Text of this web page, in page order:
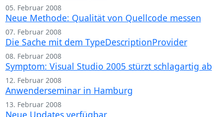
05. Februar 2008
Neue Methode: Qualität von Quellcode messen
07. Februar 2008
Die Sache mit dem TypeDescriptionProvider
08. Februar 2008
Symptom: Visual Studio 2005 stürzt schlagartig ab
12. Februar 2008
Anwenderseminar in Hamburg
13. Februar 2008
Neue Updates verfügbar